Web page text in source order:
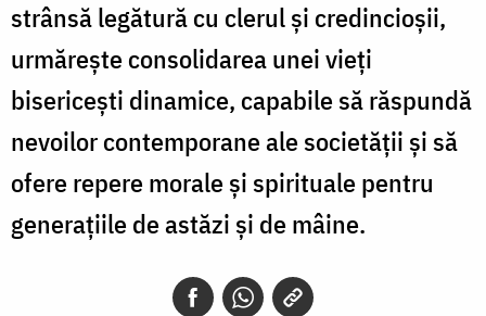
strânsă legătură cu clerul și credincioșii,
urmărește consolidarea unei vieți
bisericești dinamice, capabile să răspundă
nevoilor contemporane ale societății și să
ofere repere morale și spirituale pentru
generațiile de astăzi și de mâine.